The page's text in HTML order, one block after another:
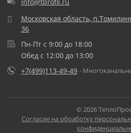
Московская область,
36
Пн-Пт с 9:00 до 18:00
Обед с 12:00 до 13:00
+7(499)113-49-49 -
© 2026
Согласие на обработку